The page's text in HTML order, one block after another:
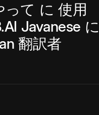
って に 使用
Javanese に
翻訳者